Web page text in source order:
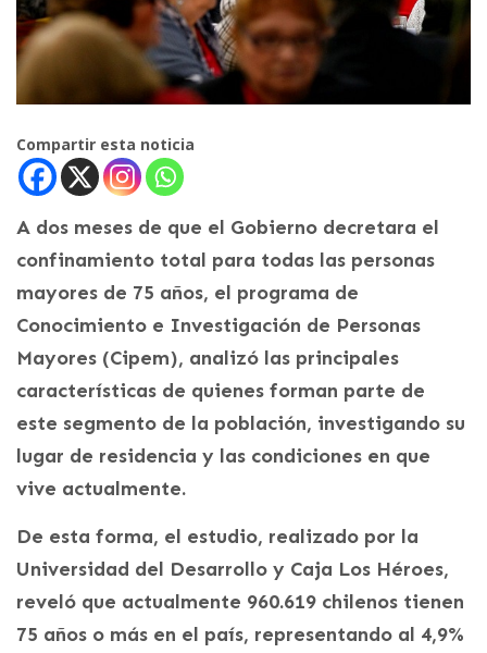
Compartir esta noticia
A dos meses de que el Gobierno decretara el
confinamiento total para todas las personas
mayores de 75 años, el programa de
Conocimiento e Investigación de Personas
Mayores (Cipem), analizó las principales
características de quienes forman parte de
este segmento de la población, investigando su
lugar de residencia y las condiciones en que
vive actualmente.
De esta forma, el estudio, realizado por la
Universidad del Desarrollo y Caja Los Héroes,
reveló que actualmente 960.619 chilenos tienen
75 años o más en el país, representando al 4,9%